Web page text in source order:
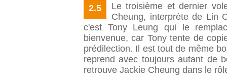
2.5
Le troisième et dernier
Cheung, interprète de Lin
c'est Tony Leung qui le
bienvenue, car Tony tente de
prédilection. Il est tout de même
reprend avec toujours autant de
retrouve Jackie Cheung dans le